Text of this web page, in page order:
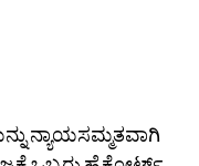
ನ್ಯಾಯಸಮ್ಮತವಾಗಿ